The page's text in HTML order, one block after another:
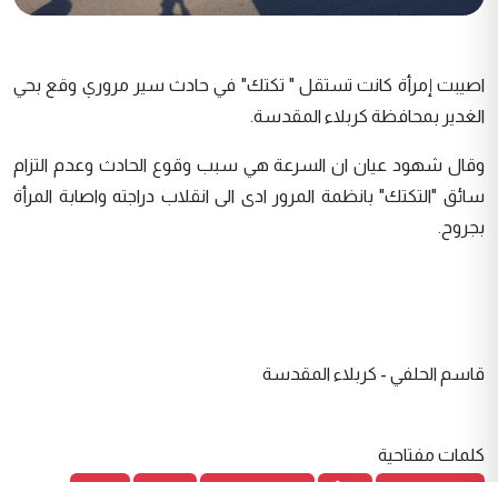
اصيبت إمرأة كانت تستقل " تكتك" في حادث سير مروري وقع بحي
الغدير بمحافظة كربلاء المقدسة.
وقال شهود عيان ان السرعة هي سبب وقوع الحادث وعدم التزام
سائق "التكتك" بانظمة المرور ادى الى انقلاب دراجته واصابة المرأة
بجروح.
قاسم الحلفي - كربلاء المقدسة
كلمات مفتاحية